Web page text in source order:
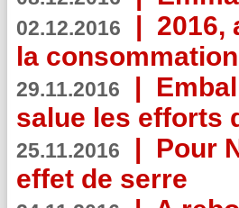
02.12.2016 | 2016,
la
29.11.2016 |
salue les efforts
25.11.2016 | Pour
effet de serre